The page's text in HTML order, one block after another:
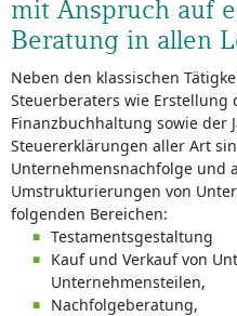
mit Anspruch auf
Beratung in allen
Neben den klassischen
Steuerberaters wie Erstellung
Finanzbuchhaltung sowie der
Steuererklärungen aller Art
Unternehmensnachfolge und
Umstrukturierungen von
folgenden Bereichen:
Testamentsgestaltung
Kauf und Verkauf von
Unternehmensteilen,
Nachfolgeberatung,